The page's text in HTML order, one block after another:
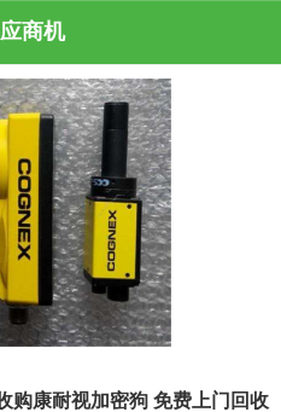
商机
购康耐视加密狗 免费上门回收